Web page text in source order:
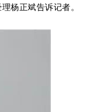
杨正斌告诉记者。